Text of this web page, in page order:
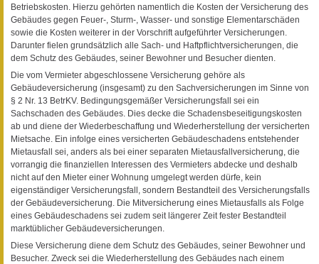
Betriebskosten. Hierzu gehörten namentlich die Kosten der Versicherung des
Gebäudes gegen Feuer-, Sturm-, Wasser- und sonstige Elementarschäden
sowie die Kosten weiterer in der Vorschrift aufgeführter Versicherungen.
Darunter fielen grundsätzlich alle Sach- und Haftpflichtversicherungen, die
dem Schutz des Gebäudes, seiner Bewohner und Besucher dienten.
Die vom Vermieter abgeschlossene Versicherung gehöre als
Gebäudeversicherung (insgesamt) zu den Sachversicherungen im Sinne von
§ 2 Nr. 13 BetrKV. Bedingungsgemäßer Versicherungsfall sei ein
Sachschaden des Gebäudes. Dies decke die Schadensbeseitigungskosten
ab und diene der Wiederbeschaffung und Wiederherstellung der versicherten
Mietsache. Ein infolge eines versicherten Gebäudeschadens entstehender
Mietausfall sei, anders als bei einer separaten Mietausfallversicherung, die
vorrangig die finanziellen Interessen des Vermieters abdecke und deshalb
nicht auf den Mieter einer Wohnung umgelegt werden dürfe, kein
eigenständiger Versicherungsfall, sondern Bestandteil des Versicherungsfalls
der Gebäudeversicherung. Die Mitversicherung eines Mietausfalls als Folge
eines Gebäudeschadens sei zudem seit längerer Zeit fester Bestandteil
marktüblicher Gebäudeversicherungen.
Diese Versicherung diene dem Schutz des Gebäudes, seiner Bewohner und
Besucher. Zweck sei die Wiederherstellung des Gebäudes nach einem